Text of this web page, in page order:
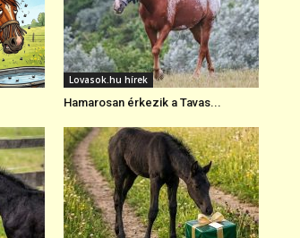
Lovasok.hu hírek
Hamarosan érkezik a Tavas...